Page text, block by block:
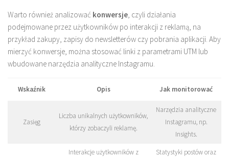
Warto również analizować konwersje , czyli działania
podejmowane przez użytkowników po interakcji z reklamą, na
przykład zakupy, zapisy do newsletterów czy pobrania aplikacji. Aby
mierzyć konwersje, można stosować linki z parametrami UTM lub
wbudowane narzędzia analityczne Instagramu.
Wskaźnik Opis Jak monitorować
Zasięg
Liczba unikalnych użytkowników,
którzy zobaczyli reklamę.
Narzędzia analityczne
Instagramu, np.
Insights.
Interakcje użytkowników z
Statystyki postów oraz